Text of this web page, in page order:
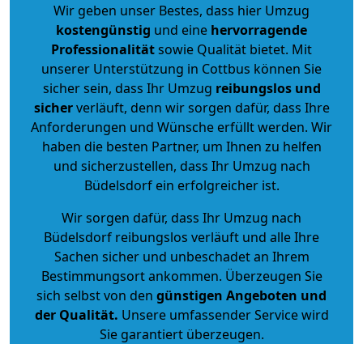
Wir geben unser Bestes, dass hier Umzug
kostengünstig und eine hervorragende
Professionalitätsowie Qualität bietet. Mit
unserer Unterstützung in Cottbus können Sie
sicher sein, dass Ihr Umzug reibungslos und
sicherverläuft, denn wir sorgen dafür, dass Ihre
Anforderungen und Wünsche erfüllt werden. Wir
haben die besten Partner, um Ihnen zu helfen
und sicherzustellen, dass Ihr Umzug nach
Büdelsdorf ein erfolgreicher ist.
Wir sorgen dafür, dass Ihr Umzug nach
Büdelsdorf reibungslos verläuft und alle Ihre
Sachen sicher und unbeschadet an Ihrem
Bestimmungsort ankommen. Überzeugen Sie
sich selbst von den günstigen Angeboten und
der Qualität. Unsere umfassender Service wird
Sie garantiert überzeugen.